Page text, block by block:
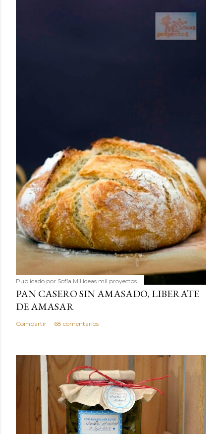
Publicado por Sofía Mil ideas mil proyectos
PAN CASERO SIN AMASADO, LIBERATE
DE AMASAR
Compartir 68 comentarios